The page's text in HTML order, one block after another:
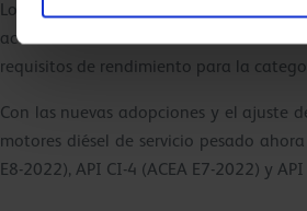
Los nuevos requisitos también
aceites de motor ACEA E8-2022. Los
requisitos de rendimiento para la
Con las nuevas adopciones y el ajuste
motores diésel de servicio pesado
E8-2022), API CI-4 (ACEA E7-2022) y